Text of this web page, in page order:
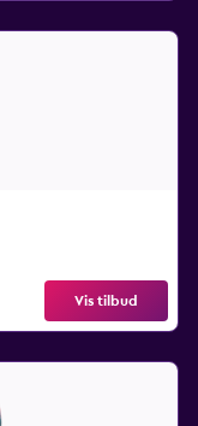
Vis tilbud